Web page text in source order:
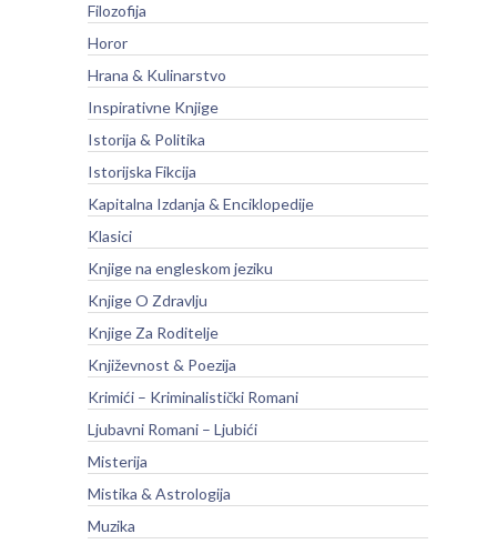
Filozofija
Horor
Hrana & Kulinarstvo
Inspirativne Knjige
Istorija & Politika
Istorijska Fikcija
Kapitalna Izdanja & Enciklopedije
Klasici
Knjige na engleskom jeziku
Knjige O Zdravlju
Knjige Za Roditelje
Književnost & Poezija
Krimići – Kriminalistički Romani
Ljubavni Romani – Ljubići
Misterija
Mistika & Astrologija
Muzika